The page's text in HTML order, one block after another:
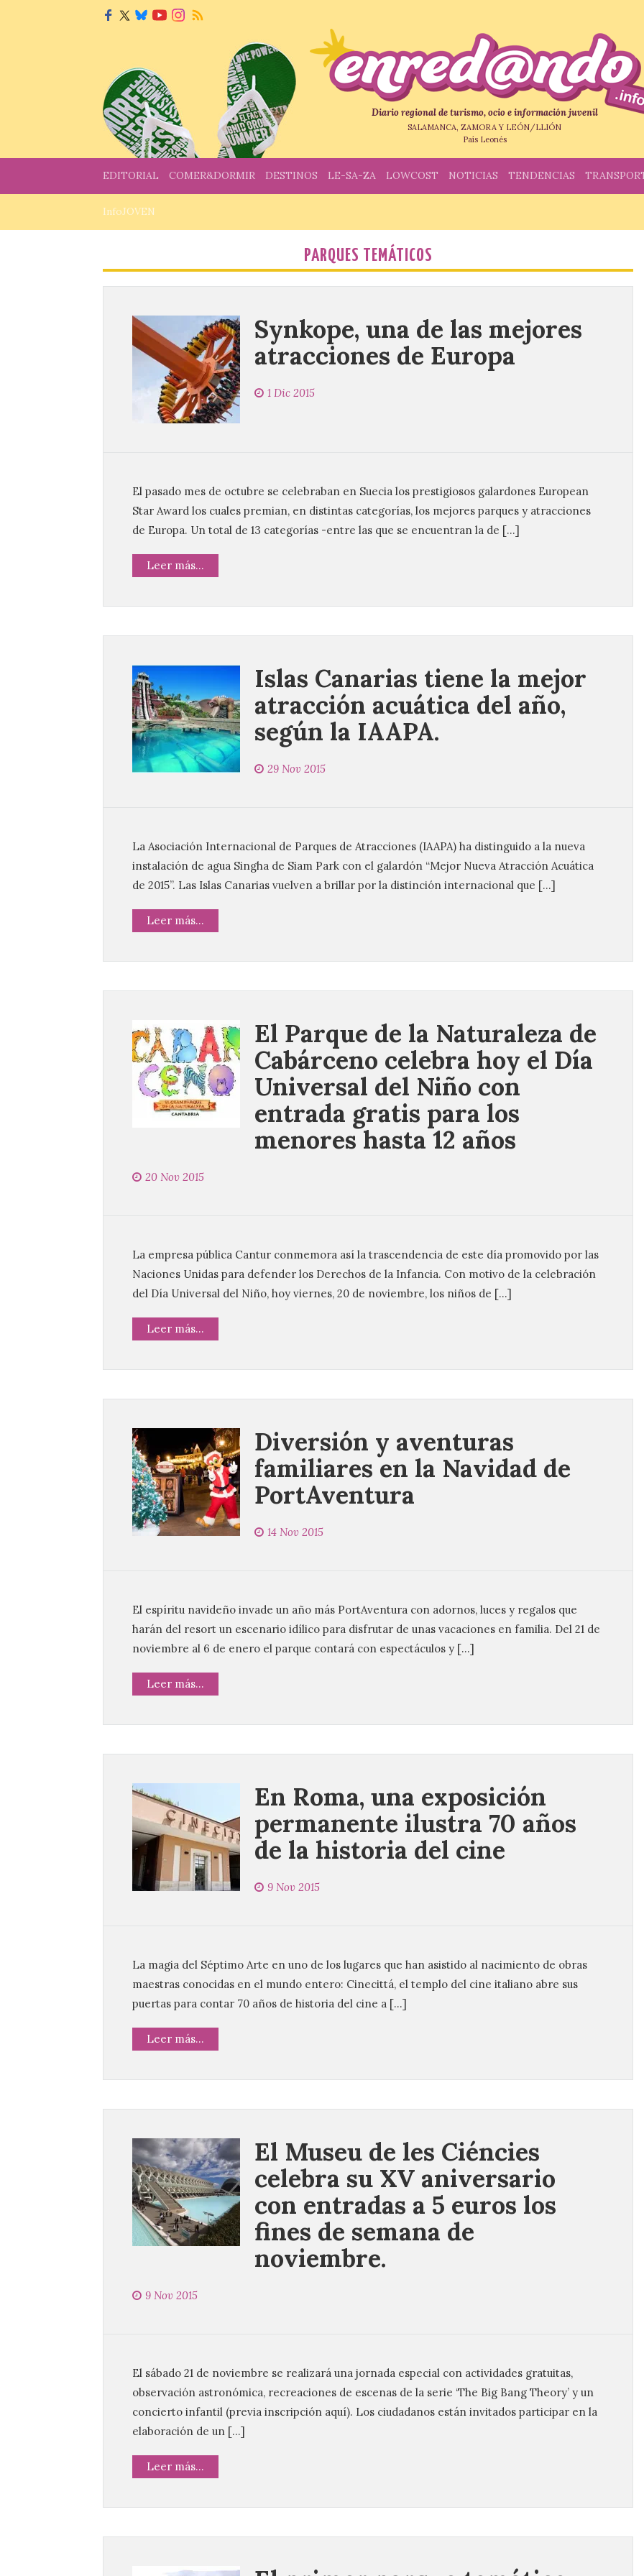
Diario regional de turismo, ocio e información juvenil
SALAMANCA, ZAMORA Y LEÓN/LLIÓN
País Leonés
EDITORIAL COMER&DORMIR DESTINOS LE-SA-ZA LOWCOST NOTICIAS TENDENCIAS
InfoJOVEN
PARQUES TEMÁTICOS
Synkope, una de las mejores
atracciones de Europa
1 Dic 2015
El pasado mes de octubre se celebraban en Suecia los prestigiosos galardones European
Star Award los cuales premian, en distintas categorías, los mejores parques y atracciones
de Europa. Un total de 13 categorías -entre las que se encuentran la de […]
Leer más...
Islas Canarias tiene la mejor
atracción acuática del año,
según la IAAPA.
29 Nov 2015
La Asociación Internacional de Parques de Atracciones (IAAPA) ha distinguido a la nueva
instalación de agua Singha de Siam Park con el galardón “Mejor Nueva Atracción Acuática
de 2015”. Las Islas Canarias vuelven a brillar por la distinción internacional que […]
Leer más...
El Parque de la Naturaleza de
Cabárceno celebra hoy el Día
Universal del Niño con
entrada gratis para los
menores hasta 12 años
20 Nov 2015
La empresa pública Cantur conmemora así la trascendencia de este día promovido por las
Naciones Unidas para defender los Derechos de la Infancia. Con motivo de la celebración
del Día Universal del Niño, hoy viernes, 20 de noviembre, los niños de […]
Leer más...
Diversión y aventuras
familiares en la Navidad de
PortAventura
14 Nov 2015
El espíritu navideño invade un año más PortAventura con adornos, luces y regalos que
harán del resort un escenario idílico para disfrutar de unas vacaciones en familia. Del 21 de
noviembre al 6 de enero el parque contará con espectáculos y […]
Leer más...
En Roma, una exposición
permanente ilustra 70 años
de la historia del cine
9 Nov 2015
La magia del Séptimo Arte en uno de los lugares que han asistido al nacimiento de obras
maestras conocidas en el mundo entero: Cinecittá, el templo del cine italiano abre sus
puertas para contar 70 años de historia del cine a […]
Leer más...
El Museu de les Ciéncies
celebra su XV aniversario
con entradas a 5 euros los
fines de semana de
noviembre.
9 Nov 2015
El sábado 21 de noviembre se realizará una jornada especial con actividades gratuitas,
observación astronómica, recreaciones de escenas de la serie ‘The Big Bang Theory’ y un
concierto infantil (previa inscripción aquí). Los ciudadanos están invitados participar en la
elaboración de un […]
Leer más...